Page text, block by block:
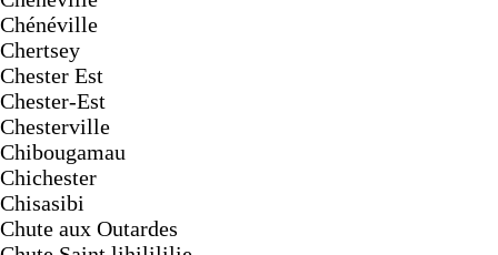
Chénéville
Chertsey
Chester Est
Chester-Est
Chesterville
Chibougamau
Chichester
Chisasibi
Chute aux Outardes